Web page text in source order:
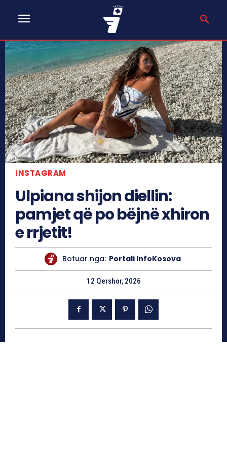
INSTAGRAM
Ulpiana shijon diellin:
pamjet që po bëjnë xhiron
e rrjetit!
Botuar nga: Portali InfoKosova
12 Qershor, 2026